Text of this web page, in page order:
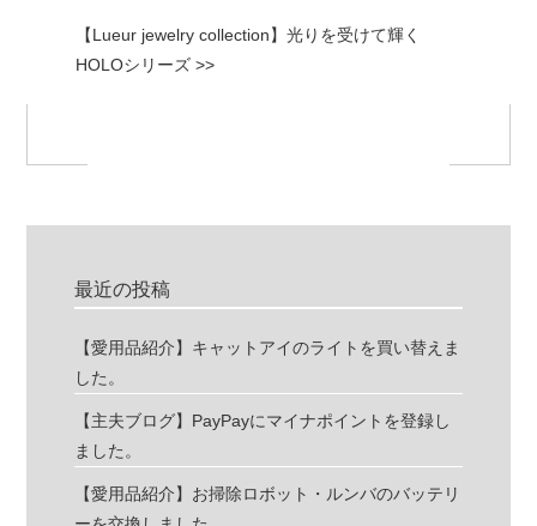
【Lueur jewelry collection】光りを受けて輝く
HOLOシリーズ >>
最近の投稿
【愛用品紹介】キャットアイのライトを買い替えま
した。
【主夫ブログ】PayPayにマイナポイントを登録し
ました。
【愛用品紹介】お掃除ロボット・ルンバのバッテリ